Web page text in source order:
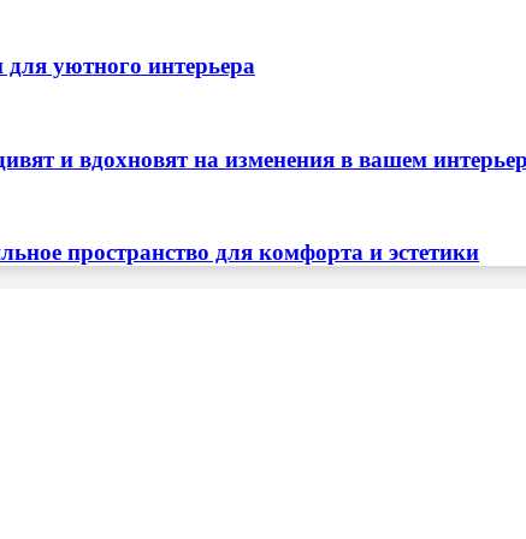
уютного интерьера
и вдохновят на изменения в вашем
пространство для комфорта и эстетики